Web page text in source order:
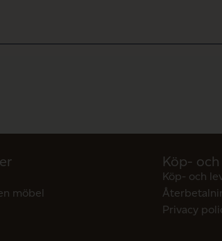
möbel
Köp-
Köp- och
Privacy